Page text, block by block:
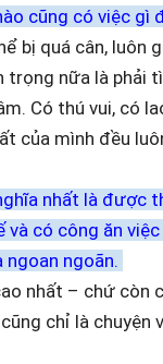
cũng có việc gì
bị quá cân,
trọng nữa là
Có thú vui, có
của mình đều
nhất là được
có công ăn
ngoan ngoãn.
nhất – chứ còn
chỉ là chuyện